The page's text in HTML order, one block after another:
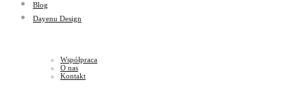
Blog
Dayenu Design
Współpraca
O nas
Kontakt